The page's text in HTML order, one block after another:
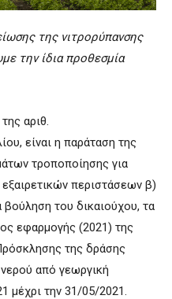
της νιτρορύπανσης
την ίδια προθεσμία
αριθ.
είναι η παράταση της
τροποποίησης για
περιστάσεων β)
βούληση του δικαιούχου, τα
εφαρμογής (2021) της
της δράσης
από γεωργική
μέχρι την 31/05/2021.